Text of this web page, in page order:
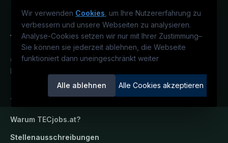
Wir verwenden Cookies , um Ihre Nutzererfahrung zu
verbessern und unsere Webseiten zu analysieren.
Analyse-Cookies setzen wir nur mit Ihrer Zustimmung–
Sie können sie jederzeit ablehnen, die Webseite
funktioniert dann uneingeschränkt weiter
Alle ablehnen Alle Cookies akzeptieren
Österreichs technisches Karriereportal.
Ein Service der candidatis GmbH.
TECjobs.at
Warum TECjobs.at?
Stellenausschreibungen